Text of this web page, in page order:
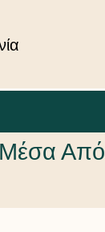
Μέσα Από